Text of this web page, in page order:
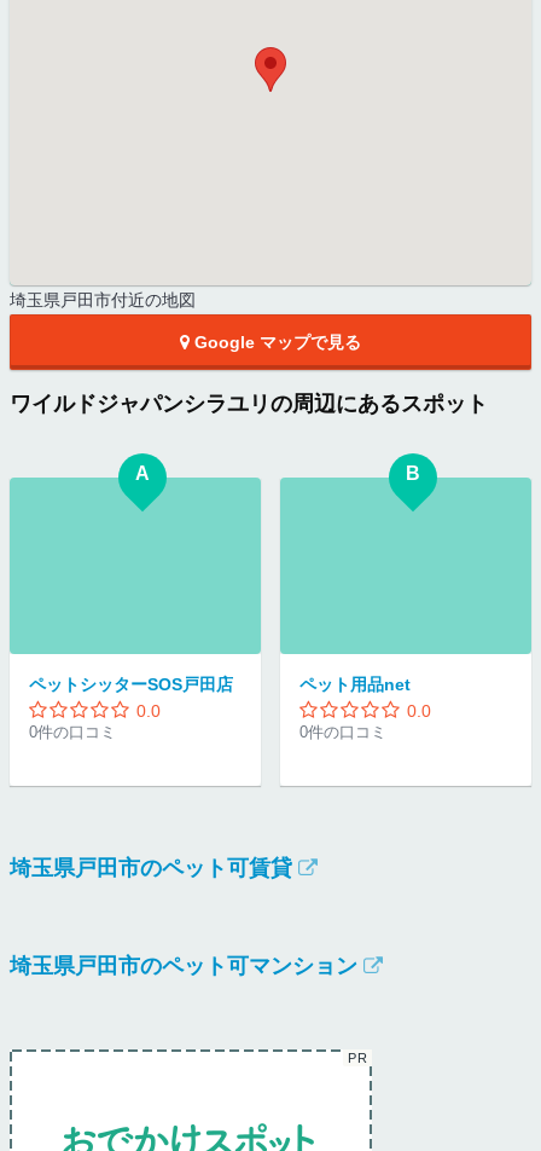
埼玉県戸田市付近の地図
Google マップで見る
ワイルドジャパンシラユリの周辺にあるスポット
A
ペットシッターSOS戸田店
0.0
0件の口コミ
B
ペット用品net
0.0
0件の口コミ
埼玉県戸田市のペット可賃貸
埼玉県戸田市のペット可マンション